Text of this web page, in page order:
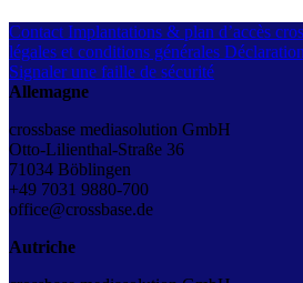
Contact Implantations & plan d’accès
légales et conditions générales
Signaler une faille de sécurité
Allemagne
crossbase mediasolution GmbH
Otto-Lilienthal-Straße 36
71034 Böblingen
+49 7031 9880-700
office@crossbase.de
Autriche